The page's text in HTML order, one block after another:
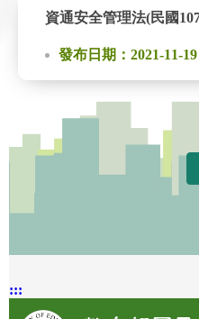
資通安全管理法(民國
發布日期：2021-11-19
:::